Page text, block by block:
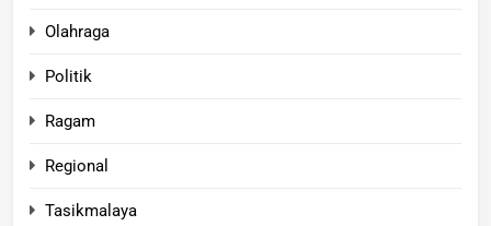
Olahraga
Politik
Ragam
Regional
Tasikmalaya